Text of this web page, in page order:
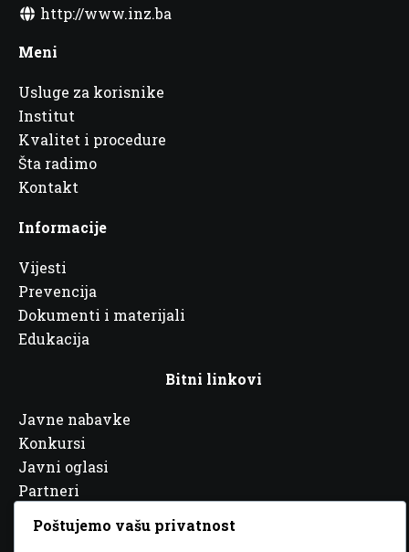
http://www.inz.ba
Meni
Usluge za korisnike
Institut
Kvalitet i procedure
Šta radimo
Kontakt
Informacije
Vijesti
Prevencija
Dokumenti i materijali
Edukacija
Bitni linkovi
Javne nabavke
Konkursi
Javni oglasi
Partneri
Poštujemo vašu privatnost